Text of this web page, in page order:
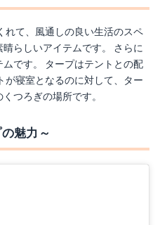
れて、風通しの良い生活のスペ
らしいアイテムです。 さらに
です。 タープはテントとの配
が寝室となるのに対して、ター
つろぎの場所です。
魅力～